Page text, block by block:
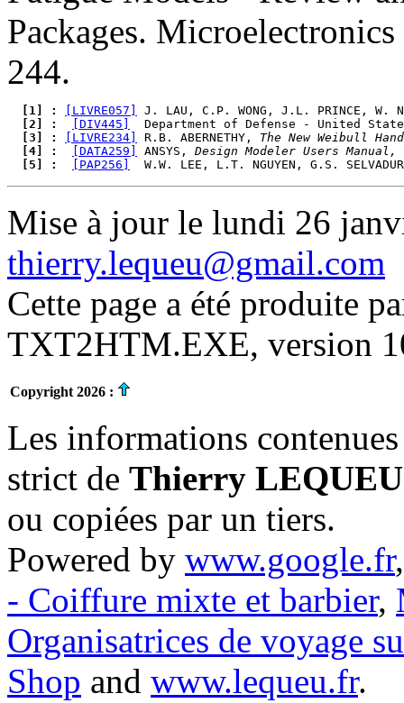
Packages.
244.
  [1] :
[LIVRE057]
J. LAU, C.P. WONG, J.L. PRINCE, W.
  [2] :
[DIV445]
Department of Defense - United
  [3] :
[LIVRE234] R.B. ABERNETHY, The New Weibull
  [4] :
[DATA259] ANSYS, Design Modeler Users
  [5] :
[PAP256]
W.W. LEE, L.T. NGUYEN, G.S.
Mise à jour le lundi 26
thierry.lequeu@gmail.com
Cette page a été produite
TXT2HTM.EXE, version
Copyright 2026 :
Les informations
strict de Thierry LEQUEU
ou copiées par un tiers.
Powered by www.google.fr
- Coiffure mixte et barbier,
Organisatrices de voyage
Shop and www.lequeu.fr.